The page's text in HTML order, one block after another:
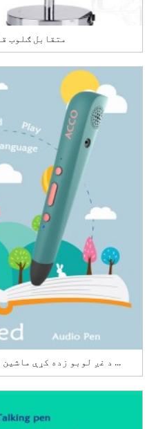
متقابل ګلوب
د غږ لوبو زده کړې ماشین د ښوونځي زده کونکي لوستل ...